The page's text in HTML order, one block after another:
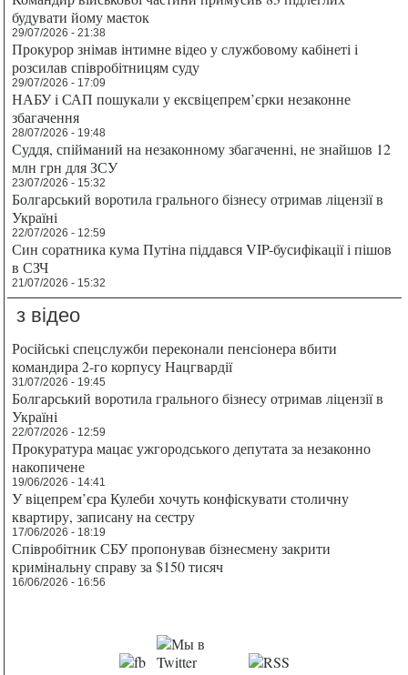
будувати йому маєток
29/07/2026 - 21:38
Прокурор знімав інтимне відео у службовому кабінеті і
розсилав співробітницям суду
29/07/2026 - 17:09
НАБУ і САП пошукали у ексвіцепрем’єрки незаконне
збагачення
28/07/2026 - 19:48
Суддя, спійманий на незаконному збагаченні, не знайшов 12
млн грн для ЗСУ
23/07/2026 - 15:32
Болгарський воротила грального бізнесу отримав ліцензії в
Україні
22/07/2026 - 12:59
Син соратника кума Путіна піддався VIP-бусифікації і пішов
в СЗЧ
21/07/2026 - 15:32
з відео
Російські спецслужби переконали пенсіонера вбити
командира 2-го корпусу Нацгвардії
31/07/2026 - 19:45
Болгарський воротила грального бізнесу отримав ліцензії в
Україні
22/07/2026 - 12:59
Прокуратура мацає ужгородського депутата за незаконно
накопичене
19/06/2026 - 14:41
У віцепрем’єра Кулеби хочуть конфіскувати столичну
квартиру, записану на сестру
17/06/2026 - 18:19
Співробітник СБУ пропонував бізнесмену закрити
кримінальну справу за $150 тисяч
16/06/2026 - 16:56